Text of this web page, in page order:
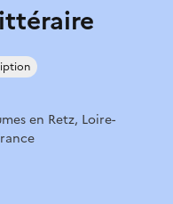
en Retz, Loire-